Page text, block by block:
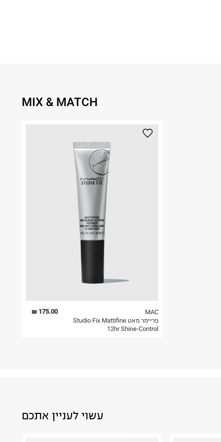
MIX & MATCH
175.00 ₪
MAC
פריימר מאט Studio Fix Mattifine
12hr Shine-Control
עשוי לעניין אתכם